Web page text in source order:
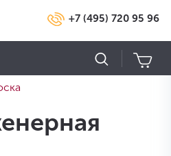
+7 (495) 720 95 96